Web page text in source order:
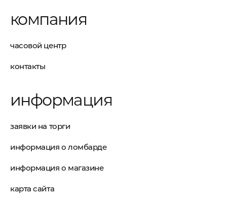
компания
часовой центр
контакты
информация
заявки на торги
информация о ломбарде
информация о магазине
карта сайта